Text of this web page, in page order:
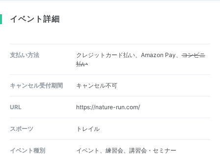
イベント詳細
支払い方法 クレジットカード払い、Amazon Pay、コンビニ
払い
キャンセル受付期間 キャンセル不可
URL https://nature-run.com/
スポーツ トレイル
イベント種別 イベント、練習会、講習会・セミナー